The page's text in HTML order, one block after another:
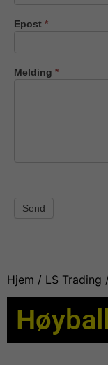
Epost *
Melding *
Send
Hjem / LS Trading